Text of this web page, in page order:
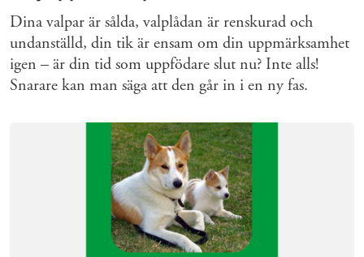
Dina valpar är sålda, valplådan är renskurad och
undanställd, din tik är ensam om din uppmärksamhet
igen – är din tid som uppfödare slut nu? Inte alls!
Snarare kan man säga att den går in i en ny fas.